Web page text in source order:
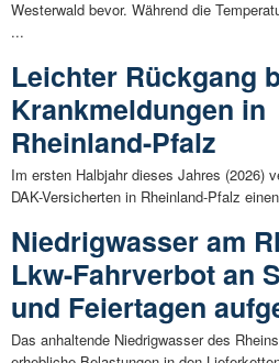
Westerwald bevor. Während die
...
Leichter Rückgang
Krankmeldungen in
Rheinland-Pfalz
Im ersten Halbjahr dieses Jahres (2026)
DAK-Versicherten in Rheinland-Pfalz
Niedrigwasser am
Lkw-Fahrverbot an
und Feiertagen
Das anhaltende Niedrigwasser des